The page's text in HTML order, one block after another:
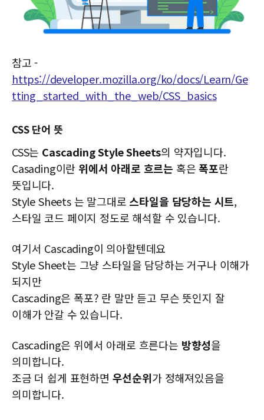
참고 -
https://developer.mozilla.org/ko/docs/Learn/Ge
tting_started_with_the_web/CSS_basics
CSS 단어 뜻
CSS는 Cascading Style Sheets의 약자입니다.
Casading이란 위에서 아래로 흐르는 혹은폭포란
뜻입니다.
Style Sheets 는 말그대로스타일을 담당하는 시트,
스타일 코드 페이지 정도로 해석할 수 있습니다.
여기서 Cascading이 의아할텐데요
Style Sheet는 그냥 스타일을 담당하는 거구나 이해가
되지만
Cascading은 폭포? 란 말만 듣고 무슨 뜻인지 잘
이해가 안갈 수 있습니다.
Cascading은 위에서 아래로 흐른다는 방향성을
의미합니다.
조금 더 쉽게 표현하면 우선순위가 정해져있음을
의미합니다.